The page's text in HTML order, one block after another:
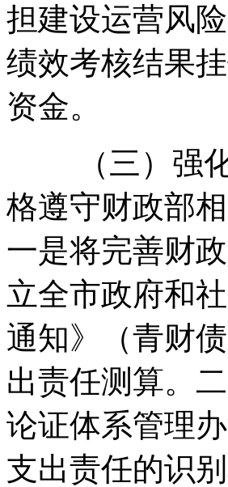
担建设运营风
绩效考核结果
资金。
（三）强化
格遵守财政部
一是将完善财
立全市政府和
通知》（青财
出责任测算。
论证体系管理
支出责任的识